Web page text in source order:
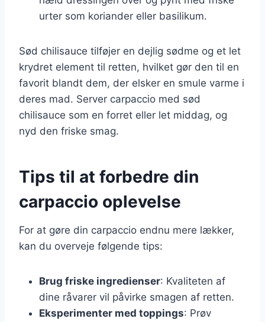
urter som koriander eller basilikum.
Sød chilisauce tilføjer en dejlig sødme og et let
krydret element til retten, hvilket gør den til en
favorit blandt dem, der elsker en smule varme i
deres mad. Server carpaccio med sød
chilisauce som en forret eller let middag, og
nyd den friske smag.
Tips til at forbedre din
carpaccio oplevelse
For at gøre din carpaccio endnu mere lækker,
kan du overveje følgende tips:
Brug friske ingredienser: Kvaliteten af
dine råvarer vil påvirke smagen af retten.
Eksperimenter med toppings: Prøv